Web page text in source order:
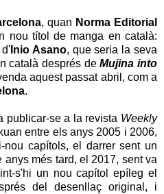
, quan Norma Editorial
nou títol de manga en català:
d' Inio Asano, que seria la seva
català després deMujina into
aquest passat abril, com a
.
publicar-se a la revista Weekly
entre els anys 2005 i 2006,
nou capítols, el darrer sent un
més tard, el 2017, sent va
s'hi un nou capítol epíleg el
del desenllaç original, i